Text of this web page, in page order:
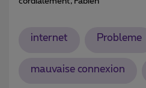
internet Probleme
mauvaise connexion